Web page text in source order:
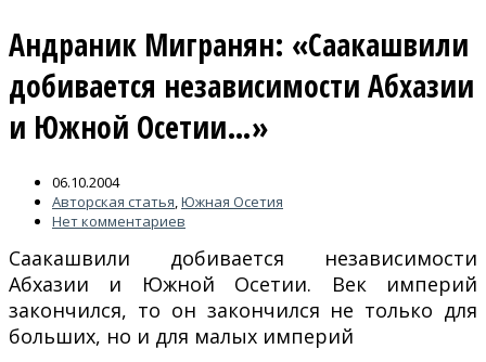
Андраник Мигранян: «Саакашвили
добивается независимости Абхазии
и Южной Осетии…»
06.10.2004
Авторская статья,Южная Осетия
Нет комментариев
Саакашвили добивается независимости
Абхазии и Южной Осетии. Век империй
закончился, то он закончился не только для
больших, но и для малых империй